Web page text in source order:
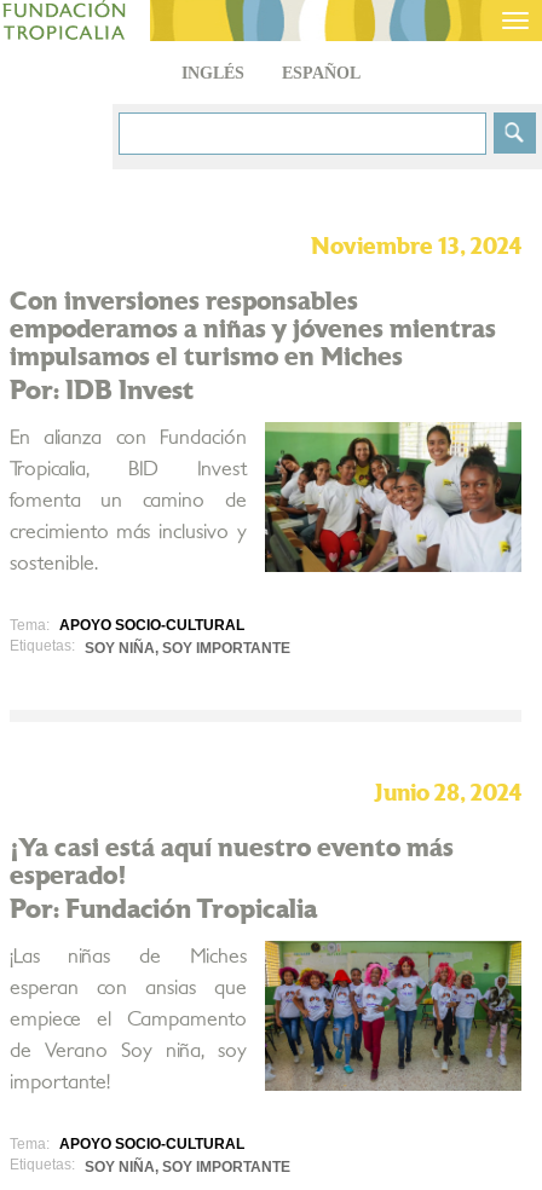
INGLÉS ESPAÑOL
Noviembre 13, 2024
Con inversiones responsables
empoderamos a niñas y jóvenes mientras
impulsamos el turismo en Miches
Por: IDB Invest
En alianza con Fundación
Tropicalia, BID Invest
fomenta un camino de
crecimiento más inclusivo y
sostenible.
Tema:
APOYO SOCIO-CULTURAL
Etiquetas:
SOY NIÑA, SOY IMPORTANTE
Junio 28, 2024
¡Ya casi está aquí nuestro evento más
esperado!
Por: Fundación Tropicalia
¡Las niñas de Miches
esperan con ansias que
empiece el Campamento
de Verano Soy niña, soy
importante!
Tema:
APOYO SOCIO-CULTURAL
Etiquetas:
SOY NIÑA, SOY IMPORTANTE